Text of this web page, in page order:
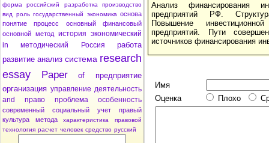
форма российский разработка
производство
вид
роль государственный экономика основа
понятие
процесс основный
финансовый
основной метод история экономический
in
методический Россия
работа
развитие анализ система research
essay
Paper of
предприятие
организация управление деятельность
and
право проблема особенность
современный социальный учет
правый
культура
метода характеристика
правовой
технология расчет человек средство русский
Анализ финансирования
предприятий РФ.
Повышение
предприятий. Пути
источников финансирования
Имя
Оценка
Плохо